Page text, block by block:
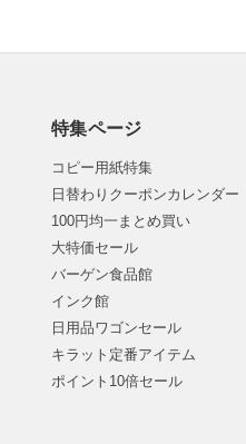
特集ページ
コピー用紙特集
日替わりクーポンカレンダー
100円均一まとめ買い
大特価セール
バーゲン食品館
インク館
日用品ワゴンセール
キラット定番アイテム
ポイント10倍セール